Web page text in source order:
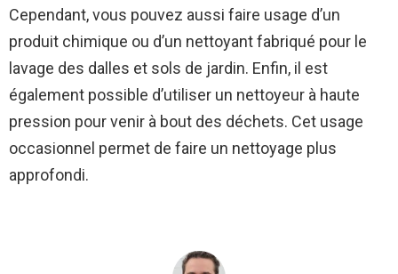
Cependant, vous pouvez aussi faire usage d’un
produit chimique ou d’un nettoyant fabriqué pour le
lavage des dalles et sols de jardin. Enfin, il est
également possible d’utiliser un nettoyeur à haute
pression pour venir à bout des déchets. Cet usage
occasionnel permet de faire un nettoyage plus
approfondi.